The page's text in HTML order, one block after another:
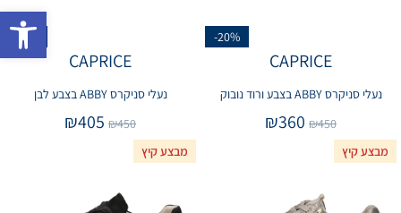
-20%
CAPRICE
נעלי סניקרס ABBY בצבע ורוד נובוק
₪450
₪360
-10%
CAPRICE
נעלי סניקרס ABBY בצבע לבן
₪450
₪405
מבצע קיץ מבצע קיץ